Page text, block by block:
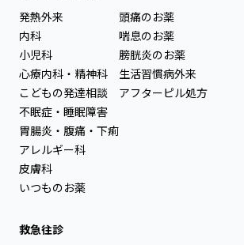
発熱外来
内科
小児科
心療内科・精神科
こどもの発達相談
不眠症・睡眠障害
胃腸炎・腹痛・下痢
アレルギー科
皮膚科
いつものお薬
頭痛のお薬
喘息のお薬
膀胱炎のお薬
生活習慣病外来
アフターピル処方
救急往診